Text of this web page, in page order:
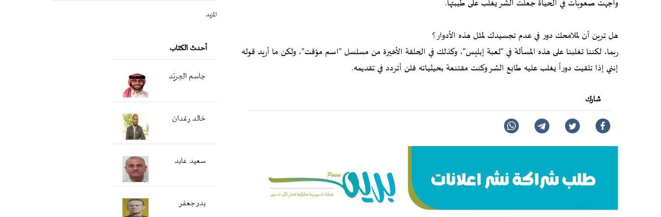
واجهت صعوبات في الحياة جعلت الشر يغلب على طيبتها.
هل ترين أن لملامحك دور في عدم تجسيدك لمثل هذه الأدوار؟
ربما، لكننا تغلبنا على هذه المسألة في "لعبة إبليس"، وكذلك في الحلقة الأخيرة من مسلسل "اسم مؤقت"، ولكن ما أريد قوله
إنني إذا تلقيت دوراً يغلب عليه طابع الشر وكنت مقتنعة بحيثياته فلن أتردد في تقديمه.
شارك
المزيد
أحدث الكتاب
جاسم الجريّد
خالد رغدان
سعید عابد
بدر جعفر